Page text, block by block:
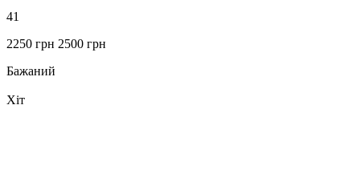
41
2250 грн 2500 грн
Бажаний
Хіт